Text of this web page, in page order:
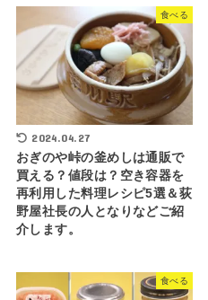
食べる
2024.04.27
おぎのや峠の釜めしは通販で
買える？値段は？空き容器を
再利用した料理レシピ5選＆荻
野屋社長の人となりなどご紹
介します。
食べる